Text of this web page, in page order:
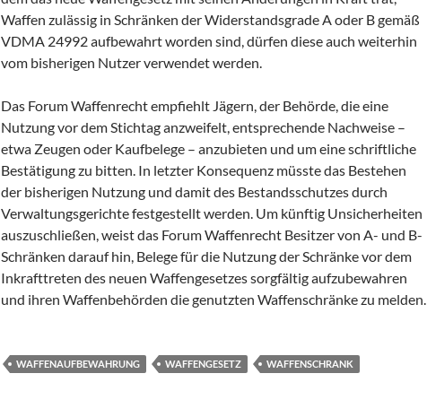
Waffen zulässig in Schränken der Widerstandsgrade A oder B gemäß
VDMA 24992 aufbewahrt worden sind, dürfen diese auch weiterhin
vom bisherigen Nutzer verwendet werden.
Das Forum Waffenrecht empfiehlt Jägern, der Behörde, die eine
Nutzung vor dem Stichtag anzweifelt, entsprechende Nachweise –
etwa Zeugen oder Kaufbelege – anzubieten und um eine schriftliche
Bestätigung zu bitten. In letzter Konsequenz müsste das Bestehen
der bisherigen Nutzung und damit des Bestandsschutzes durch
Verwaltungsgerichte festgestellt werden. Um künftig Unsicherheiten
auszuschließen, weist das Forum Waffenrecht Besitzer von A- und B-
Schränken darauf hin, Belege für die Nutzung der Schränke vor dem
Inkrafttreten des neuen Waffengesetzes sorgfältig aufzubewahren
und ihren Waffenbehörden die genutzten Waffenschränke zu melden.
WAFFENAUFBEWAHRUNG WAFFENGESETZ WAFFENSCHRANK